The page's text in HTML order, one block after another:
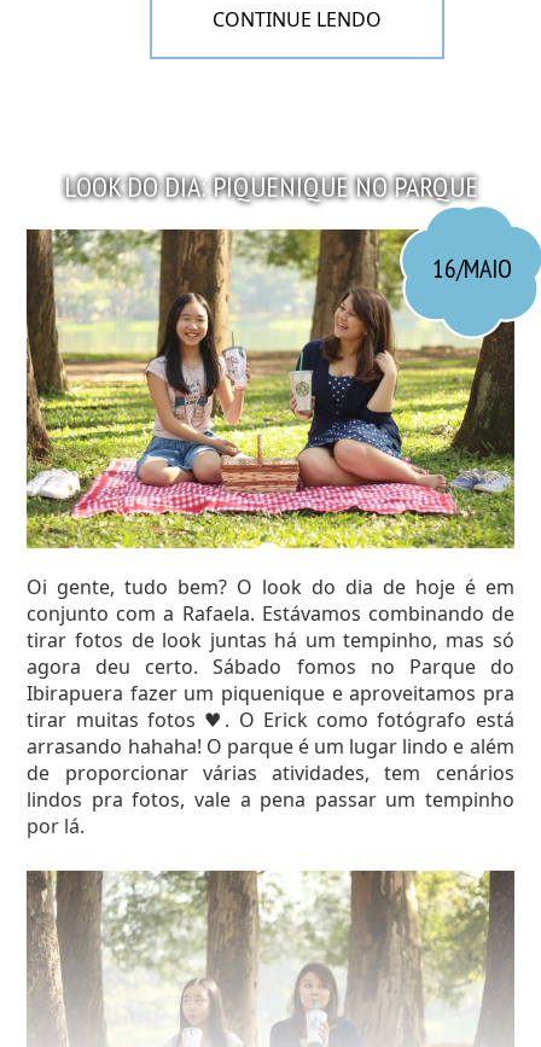
Pra compor um look em conjunto as roupas não
precisam ser iguais, basta que elas se conversem e
tenham as mesmas referências ;).
CONTINUE LENDO
LOOK DO DIA: PIQUENIQUE NO PARQUE
16/MAIO
Oi gente, tudo bem? O look do dia de hoje é em
conjunto com a Rafaela. Estávamos combinando de
tirar fotos de look juntas há um tempinho, mas só
agora deu certo. Sábado fomos no Parque do
Ibirapuera fazer um piquenique e aproveitamos pra
tirar muitas fotos ♥. O Erick como fotógrafo está
arrasando hahaha! O parque é um lugar lindo e além
de proporcionar várias atividades, tem cenários
lindos pra fotos, vale a pena passar um tempinho
por lá.